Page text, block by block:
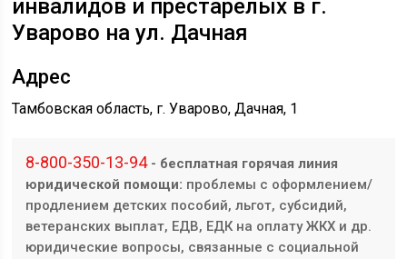
инвалидов и престарелых в г.
Уварово на ул. Дачная
Адрес
Тамбовская область, г. Уварово, Дачная, 1
8-800-350-13-94- бесплатная горячая линия
юридической помощи: проблемы с оформлением/
продлением детских пособий, льгот, субсидий,
ветеранских выплат, ЕДВ, ЕДК на оплату ЖКХ и др.
юридические вопросы, связанные с социальной